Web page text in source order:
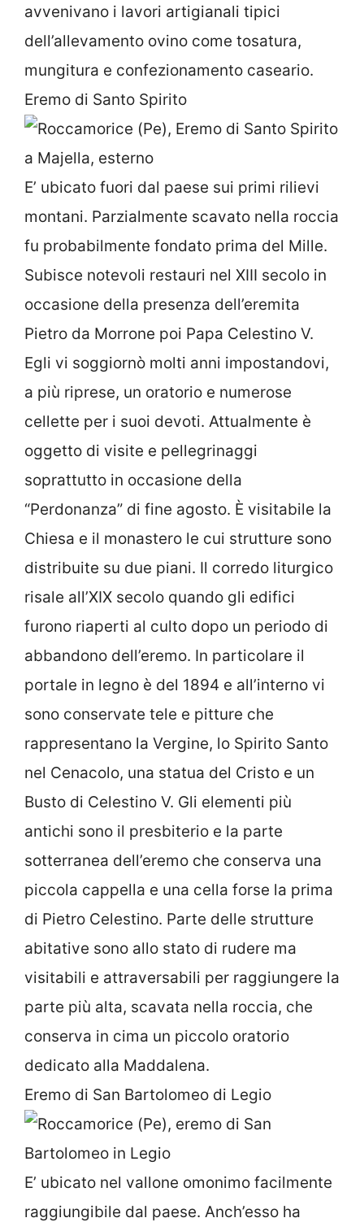
avvenivano i lavori artigianali tipici
dell’allevamento ovino come tosatura,
mungitura e confezionamento caseario.
Eremo di Santo Spirito
E’ ubicato fuori dal paese sui primi rilievi
montani. Parzialmente scavato nella roccia
fu probabilmente fondato prima del Mille.
Subisce notevoli restauri nel XIII secolo in
occasione della presenza dell’eremita
Pietro da Morrone poi Papa Celestino V.
Egli vi soggiornò molti anni impostandovi,
a più riprese, un oratorio e numerose
cellette per i suoi devoti. Attualmente è
oggetto di visite e pellegrinaggi
soprattutto in occasione della
“Perdonanza” di fine agosto. È visitabile la
Chiesa e il monastero le cui strutture sono
distribuite su due piani. Il corredo liturgico
risale all’XIX secolo quando gli edifici
furono riaperti al culto dopo un periodo di
abbandono dell’eremo. In particolare il
portale in legno è del 1894 e all’interno vi
sono conservate tele e pitture che
rappresentano la Vergine, lo Spirito Santo
nel Cenacolo, una statua del Cristo e un
Busto di Celestino V. Gli elementi più
antichi sono il presbiterio e la parte
sotterranea dell’eremo che conserva una
piccola cappella e una cella forse la prima
di Pietro Celestino. Parte delle strutture
abitative sono allo stato di rudere ma
visitabili e attraversabili per raggiungere la
parte più alta, scavata nella roccia, che
conserva in cima un piccolo oratorio
dedicato alla Maddalena.
Eremo di San Bartolomeo di Legio
E’ ubicato nel vallone omonimo facilmente
raggiungibile dal paese. Anch’esso ha